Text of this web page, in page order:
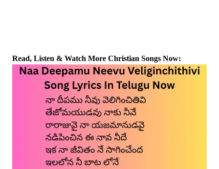
Read, Listen & Watch More Christian Songs Now: